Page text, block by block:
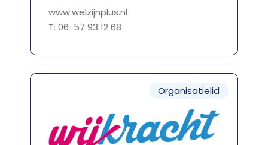
www.welzijnplus.nl
T: 06-57 93 12 68
Organisatielid